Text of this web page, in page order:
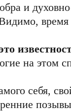
и
время
на этом
себя,